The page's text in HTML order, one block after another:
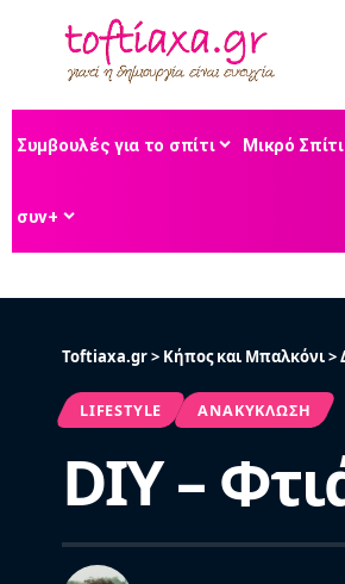
Συμβουλές για το σπίτι Μικρό
συν+
Toftiaxa.gr> Κήπος και Μπαλκόνι>
LIFESTYLE ΑΝΑΚΎΚΛΩΣΗ
DIY –